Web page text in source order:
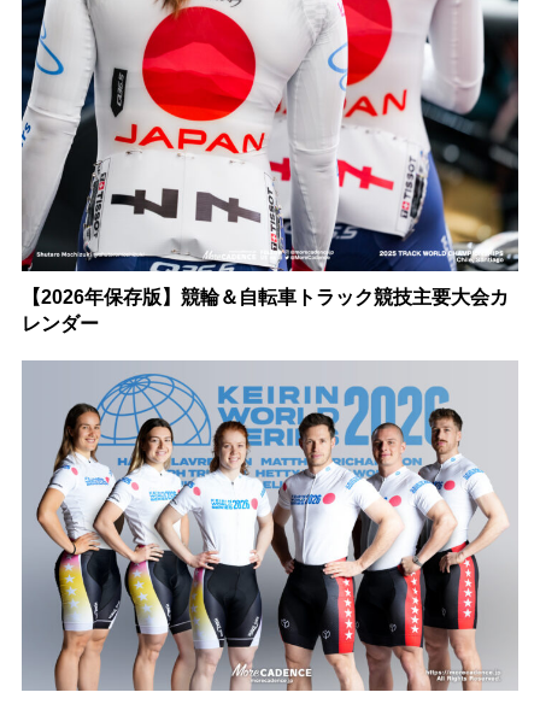
【2026年保存版】競輪＆自転車トラック競技主要大会カ
レンダー